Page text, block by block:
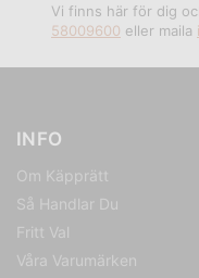
Vi finns här för dig
58009600 eller maila
INFO
Om Käpprätt
Så Handlar Du
Fritt Val
Våra Varumärken